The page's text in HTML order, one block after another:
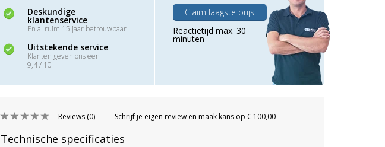
Deskundige
klantenservice
En al ruim 15 jaar betrouwbaar
Uitstekende service
Klanten geven ons een
9,4 / 10
Claim laagste prijs
Reactietijd max. 30
minuten
Reviews (0) Schrijf je eigen review en maak kans op € 100,00
Technische specificaties